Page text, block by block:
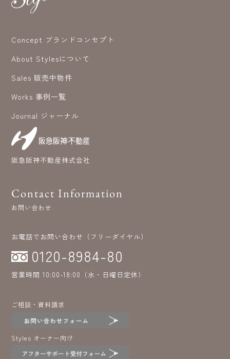
Concept ブランドコンセプト
About Stylesについて
Sales 販売中物件
Works 事例一覧
Journal ジャーナル
阪急阪神不動産株式会社
Contact Information
お問い合わせ
お電話でお問い合わせ（フリーダイヤル）
0120-8984-80
営業時間 10:00-18:00（水・日曜日定休）
ご相談・資料請求
Styles オーナー向け